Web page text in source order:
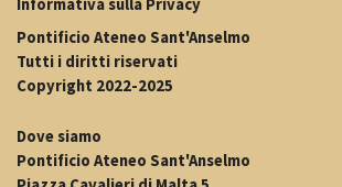
Informativa sulla Privacy
Pontificio Ateneo Sant'Anselmo
Tutti i diritti riservati
Copyright 2022-2025
Dove siamo
Pontificio Ateneo Sant'Anselmo